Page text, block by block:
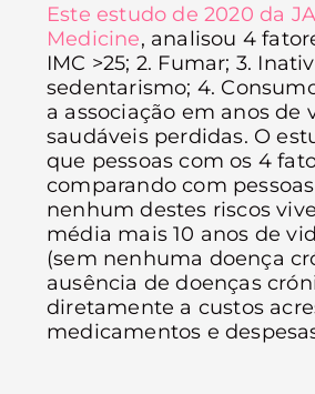
Este estudo de 2020 da
Medicine, analisou 4
IMC >25; 2. Fumar; 3.
sedentarismo; 4.
a associação em anos de
saudáveis perdidas. O
que pessoas com os 4
comparando com
nenhum destes riscos
média mais 10 anos de
(sem nenhuma doença
ausência de doenças
diretamente a custos
medicamentos e